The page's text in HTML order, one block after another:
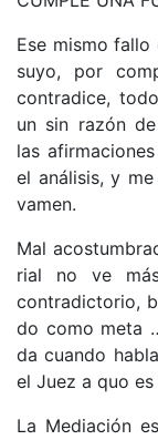
Ese mis­mo
su­yo, por
contra­di­ce,
un sin ra­zón
las
el aná­li­sis, y
va­men.
Mal
rial no ve
contra­dic­to­rio,
do co­mo me­ta
da cuan­do
el Juez a quo
La Me­dia­ción